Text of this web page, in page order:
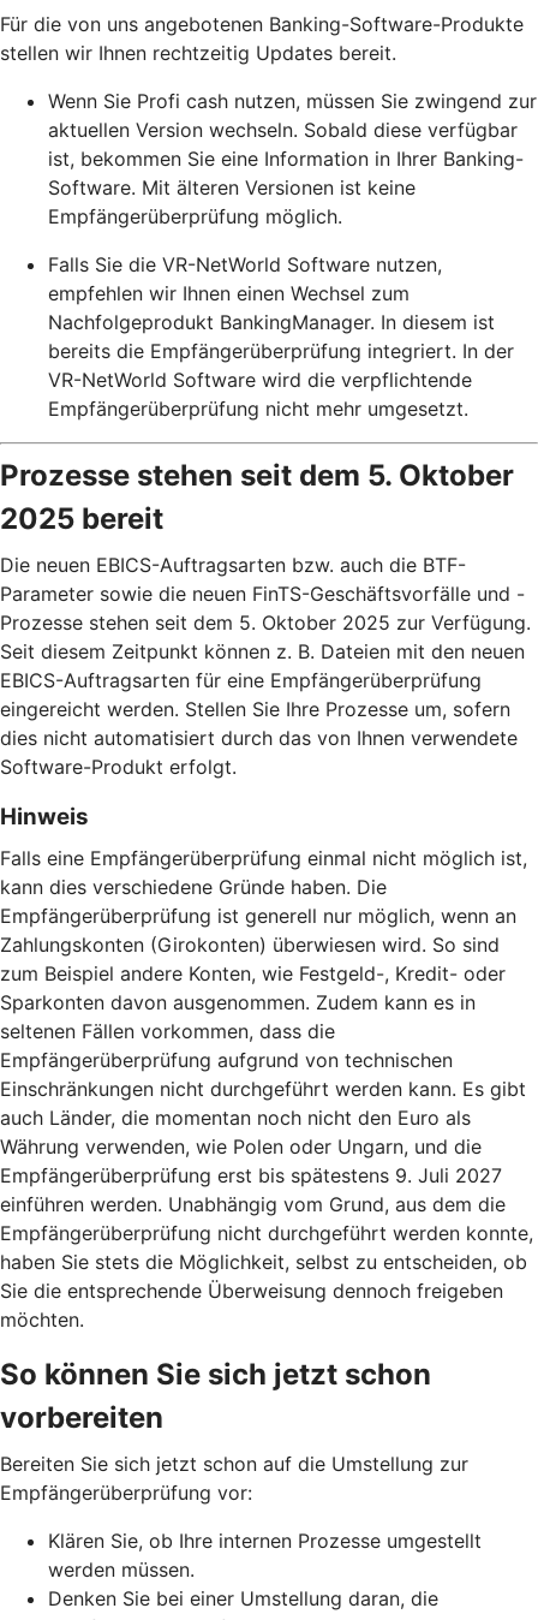
Für die von uns angebotenen Banking-Software-Produkte
stellen wir Ihnen rechtzeitig Updates bereit.
Wenn Sie Profi cash nutzen, müssen Sie zwingend zur
aktuellen Version wechseln. Sobald diese verfügbar
ist, bekommen Sie eine Information in Ihrer Banking-
Software. Mit älteren Versionen ist keine
Empfängerüberprüfung möglich.
Falls Sie die VR-NetWorld Software nutzen,
empfehlen wir Ihnen einen Wechsel zum
Nachfolgeprodukt BankingManager. In diesem ist
bereits die Empfängerüberprüfung integriert. In der
VR-NetWorld Software wird die verpflichtende
Empfängerüberprüfung nicht mehr umgesetzt.
Prozesse stehen seit dem 5. Oktober
2025 bereit
Die neuen EBICS-Auftragsarten bzw. auch die BTF-
Parameter sowie die neuen FinTS-Geschäftsvorfälle und -
Prozesse stehen seit dem 5. Oktober 2025 zur Verfügung.
Seit diesem Zeitpunkt können z. B. Dateien mit den neuen
EBICS-Auftragsarten für eine Empfängerüberprüfung
eingereicht werden. Stellen Sie Ihre Prozesse um, sofern
dies nicht automatisiert durch das von Ihnen verwendete
Software-Produkt erfolgt.
Hinweis
Falls eine Empfängerüberprüfung einmal nicht möglich ist,
kann dies verschiedene Gründe haben. Die
Empfängerüberprüfung ist generell nur möglich, wenn an
Zahlungskonten (Girokonten) überwiesen wird. So sind
zum Beispiel andere Konten, wie Festgeld-, Kredit- oder
Sparkonten davon ausgenommen. Zudem kann es in
seltenen Fällen vorkommen, dass die
Empfängerüberprüfung aufgrund von technischen
Einschränkungen nicht durchgeführt werden kann. Es gibt
auch Länder, die momentan noch nicht den Euro als
Währung verwenden, wie Polen oder Ungarn, und die
Empfängerüberprüfung erst bis spätestens 9. Juli 2027
einführen werden. Unabhängig vom Grund, aus dem die
Empfängerüberprüfung nicht durchgeführt werden konnte,
haben Sie stets die Möglichkeit, selbst zu entscheiden, ob
Sie die entsprechende Überweisung dennoch freigeben
möchten.
So können Sie sich jetzt schon
vorbereiten
Bereiten Sie sich jetzt schon auf die Umstellung zur
Empfängerüberprüfung vor:
Klären Sie, ob Ihre internen Prozesse umgestellt
werden müssen.
Denken Sie bei einer Umstellung daran, die